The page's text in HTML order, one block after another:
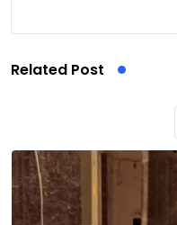
Related Post